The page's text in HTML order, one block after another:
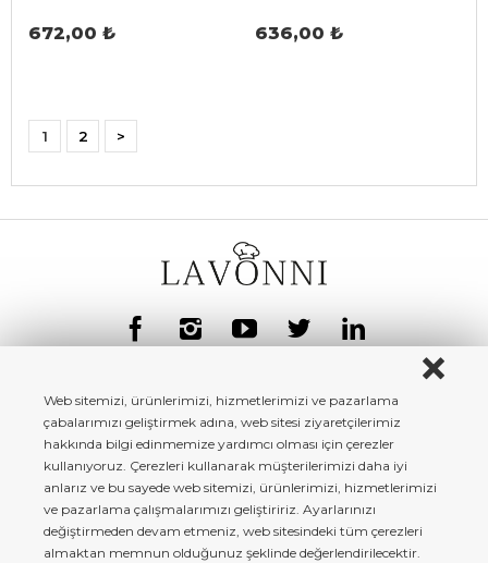
672,00 ₺ 636,00 ₺
1 2 >
Web sitemizi, ürünlerimizi, hizmetlerimizi ve pazarlama
çabalarımızı geliştirmek adına, web sitesi ziyaretçilerimiz
hakkında bilgi edinmemize yardımcı olması için çerezler
kullanıyoruz. Çerezleri kullanarak müşterilerimizi daha iyi
anlarız ve bu sayede web sitemizi, ürünlerimizi, hizmetlerimizi
ve pazarlama çalışmalarımızı geliştiririz. Ayarlarınızı
değiştirmeden devam etmeniz, web sitesindeki tüm çerezleri
almaktan memnun olduğunuz şeklinde değerlendirilecektir.